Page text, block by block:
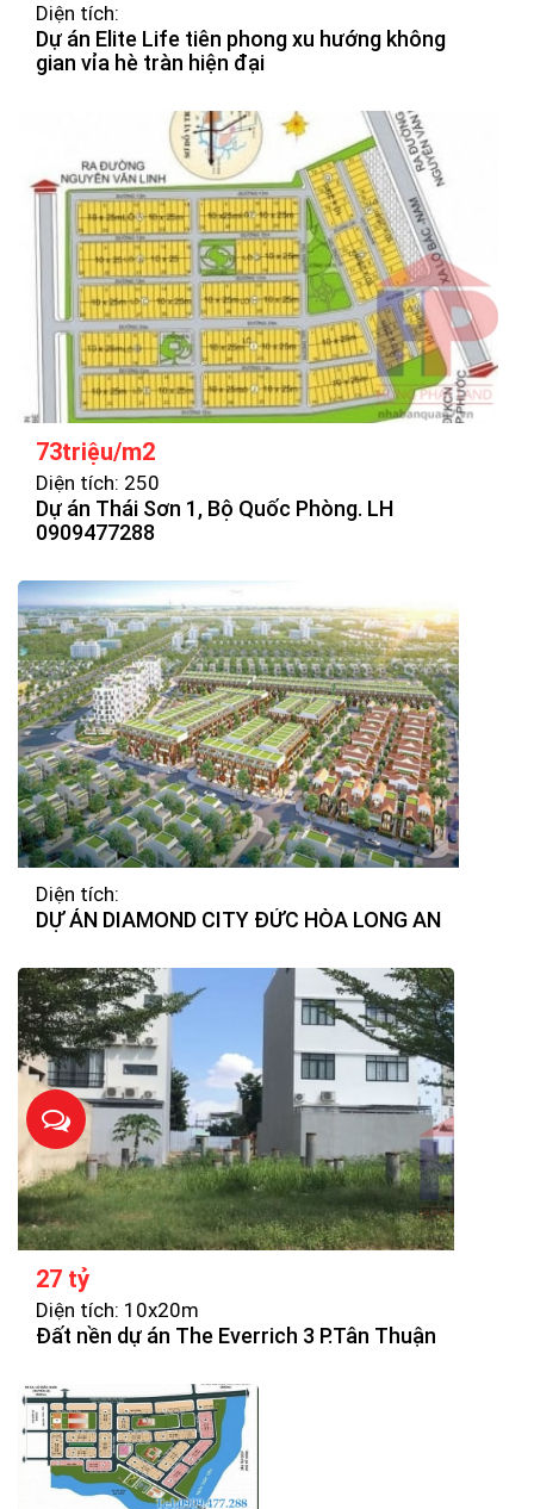
Diện tích:
Dự án Elite Life tiên phong xu hướng không
gian vỉa hè tràn hiện đại
73triệu/m2
Diện tích: 250
Dự án Thái Sơn 1, Bộ Quốc Phòng. LH
0909477288
Diện tích:
DỰ ÁN DIAMOND CITY ĐỨC HÒA LONG AN
27 tỷ
Diện tích: 10x20m
Đất nền dự án The Everrich 3 P.Tân Thuận